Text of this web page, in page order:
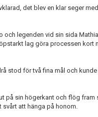
det blev en klar seger
och legenden vid sin sida
lag göra processen kort
stod för två fina mål och
på sin högerkant och flög
att hänga på honom.